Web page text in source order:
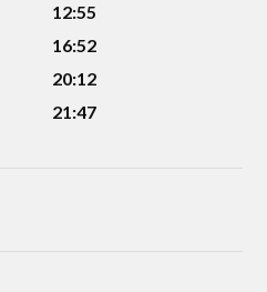
12:55
16:52
20:12
21:47